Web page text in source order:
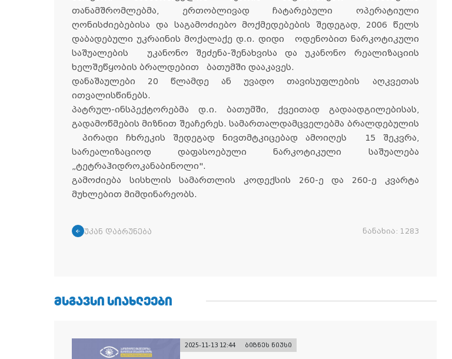
თანამშრომლებმა, ერთობლივად ჩატარებული ოპერატიული
ღონისძიებებისა და საგამოძიებო მოქმედებების შედეგად, 2006 წელს
დაბადებული უკრაინის მოქალაქე დ.ი. დიდი ოდენობით ნარკოტიკული
საშუალების უკანონო შეძენა-შენახვისა და უკანონო რეალიზაციის
ხელშეწყობის ბრალდებით ბათუმში დააკავეს.
დანაშაულები 20 წლამდე ან უვადო თავისუფლების აღკვეთას
ითვალისწინებს.
პატრულ-ინსპექტორებმა დ.ი. ბათუმში, ქვეითად გადაადგილებისას,
გადამოწმების მიზნით შეაჩერეს. სამართალდამცველებმა ბრალდებულის
პირადი ჩხრეკის შედეგად ნივთმტკიცებად ამოიღეს 15 შეკვრა,
სარეალიზაციოდ დაფასოებული ნარკოტიკული საშუალება
„ტეტრაჰიდროკანაბინოლი".
გამოძიება სისხლის სამართლის კოდექსის 260-ე და 260-ე კვარტა
მუხლებით მიმდინარეობს.
უკან დაბრუნება ნანახია: 1283
ᲛᲡᲒᲐᲕᲡᲘ ᲡᲘᲐᲮᲚᲔᲔᲑᲘ
2025-11-13 12:44 ბიზნეს ნიუსი